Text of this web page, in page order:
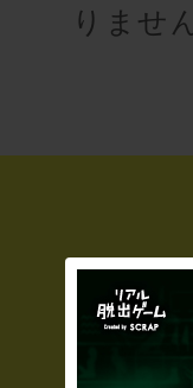
りませ